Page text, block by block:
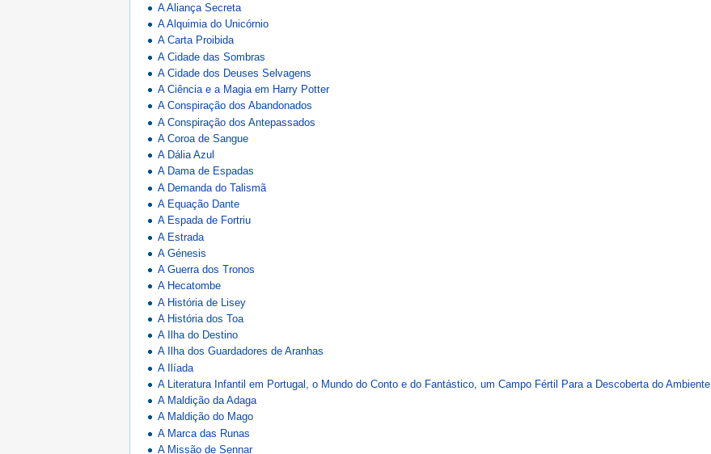
A Aliança Secreta
A Alquimia do Unicórnio
A Carta Proibida
A Cidade das Sombras
A Cidade dos Deuses Selvagens
A Ciência e a Magia em Harry Potter
A Conspiração dos Abandonados
A Conspiração dos Antepassados
A Coroa de Sangue
A Dália Azul
A Dama de Espadas
A Demanda do Talismã
A Equação Dante
A Espada de Fortriu
A Estrada
A Génesis
A Guerra dos Tronos
A Hecatombe
A História de Lisey
A História dos Toa
A Ilha do Destino
A Ilha dos Guardadores de Aranhas
A Ilíada
A Literatura Infantil em Portugal, o Mundo do Conto e do Fantástico, um Campo Fértil Para a Descoberta do Ambiente
A Maldição da Adaga
A Maldição do Mago
A Marca das Runas
A Missão de Sennar